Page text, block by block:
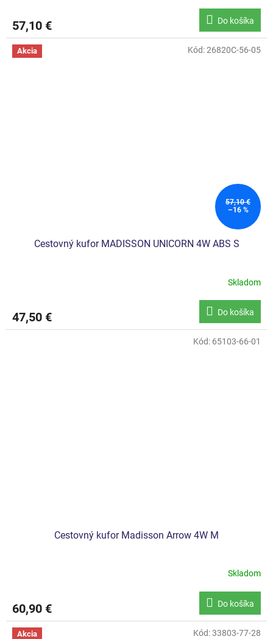
57,10 € Do košíka
Akcia
57,10 €
–16 %
Cestovný kufor MADISSON UNICORN 4W ABS S
Skladom
47,50 € Do košíka
Kód:26820C-56-05
Cestovný kufor Madisson Arrow 4W M
Skladom
60,90 € Do košíka
Kód: 65103-66-01
Akcia Kód:33803-77-28